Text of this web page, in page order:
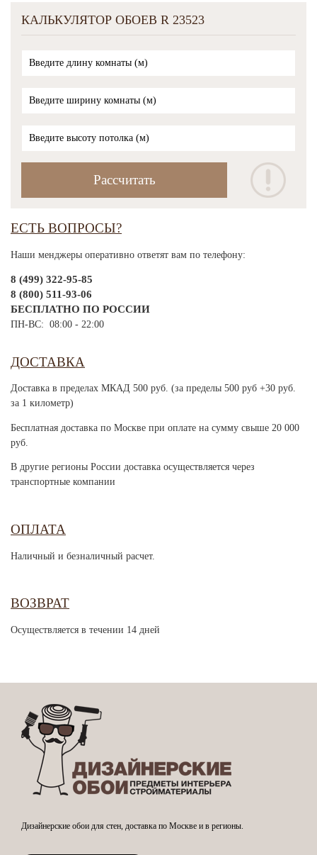
КАЛЬКУЛЯТОР ОБОЕВ R 23523
ЕСТЬ ВОПРОСЫ?
Наши менджеры оперативно ответят вам по телефону:
8 (499) 322-95-85
8 (800) 511-93-06
БЕСПЛАТНО ПО РОССИИ
ПН-ВС: 08:00 - 22:00
ДОСТАВКА
Доставка в пределах МКАД 500 руб. (за пределы 500 руб +30 руб.
за 1 километр)
Бесплатная доставка по Москве при оплате на сумму свыше 20 000
руб.
В другие регионы России доставка осуществляется через
транспортные компании
ОПЛАТА
Наличный и безналичный расчет.
ВОЗВРАТ
Осуществляется в течении 14 дней
Дизайнерские обои для стен, доставка по Москве и в регионы.